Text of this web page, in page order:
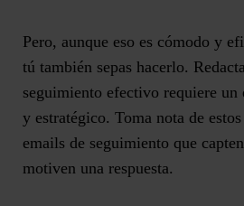
Pero, aunque eso es cómodo y
tú también sepas hacerlo.
seguimiento efectivo requiere un
y estratégico. Toma nota de
emails de seguimiento que
motiven una respuesta.